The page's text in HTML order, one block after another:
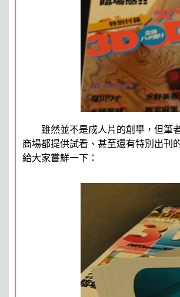
雖然並不是成人片的創舉，但筆者
商場都提供試看、甚至還有特別出刊
給大家嘗鮮一下：